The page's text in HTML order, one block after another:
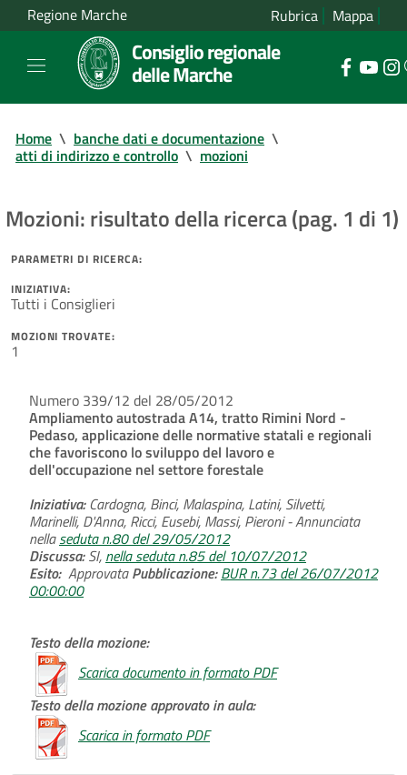
Regione Marche Rubrica Mappa
Consiglio regionale
delle Marche
Home \ banche dati e documentazione \
atti di indirizzo e controllo \ mozioni
Mozioni: risultato della ricerca (pag. 1 di 1)
PARAMETRI DI RICERCA:
INIZIATIVA:
Tutti i Consiglieri
MOZIONI TROVATE:
1
Numero 339/12 del 28/05/2012
Ampliamento autostrada A14, tratto Rimini Nord -
Pedaso, applicazione delle normative statali e regionali
che favoriscono lo sviluppo del lavoro e
dell'occupazione nel settore forestale
Iniziativa:Cardogna, Binci, Malaspina, Latini, Silvetti,
Marinelli, D'Anna, Ricci, Eusebi, Massi, Pieroni - Annunciata
nellaseduta n.80 del 29/05/2012
Discussa:SI, nella seduta n.85 del 10/07/2012
Esito: ApprovataPubblicazione: BUR n.73 del 26/07/2012
00:00:00
Testo della mozione:
Scarica documento in formato PDF
Testo della mozione approvato in aula:
Scarica in formato PDF